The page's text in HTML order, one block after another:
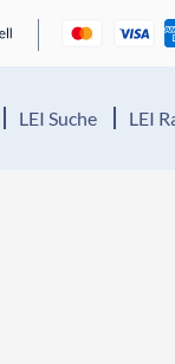
LEI Suche LEI